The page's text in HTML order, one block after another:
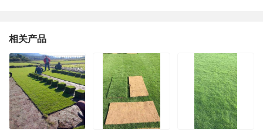
相关产品